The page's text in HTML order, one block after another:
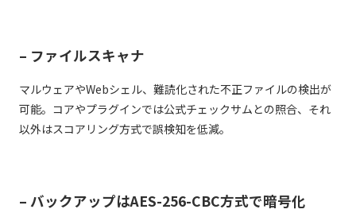
– ファイルスキャナ
マルウェアやWebシェル、難読化された不正ファイルの検出が
可能。コアやプラグインでは公式チェックサムとの照合、それ
以外はスコアリング方式で誤検知を低減。
– バックアップはAES-256-CBC方式で暗号化